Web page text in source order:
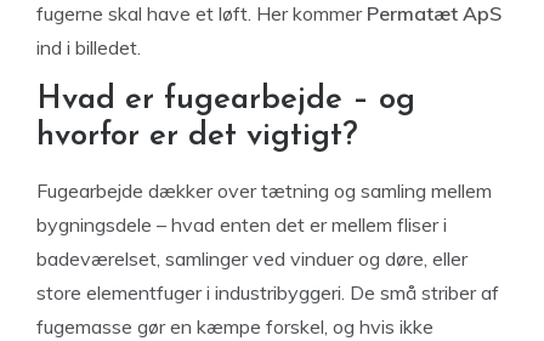
fugerne skal have et løft. Her kommer Permatæt ApS
ind i billedet.
Hvad er fugearbejde – og
hvorfor er det vigtigt?
Fugearbejde dækker over tætning og samling mellem
bygningsdele – hvad enten det er mellem fliser i
badeværelset, samlinger ved vinduer og døre, eller
store elementfuger i industribyggeri. De små striber af
fugemasse gør en kæmpe forskel, og hvis ikke